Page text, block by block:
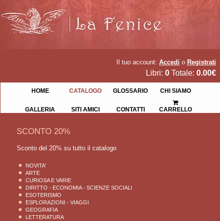
Il tuo account: Accedi o Registrati
Libri: 0 Totale: 0.00€
HOME CATALOGO GLOSSARIO CHI SIAMO
GALLERIA SITI AMICI CONTATTI CARRELLO
SCONTO 20%
Sconto del 20% su tutto il catalogo
NOVITA'
ARTE
CURIOSA E VARIE
DIRITTO - ECONOMIA - SCIENZE SOCIALI
ESOTERISMO
ESPLORAZIONI - VIAGGI
GEOGRAFIA
LETTERATURA